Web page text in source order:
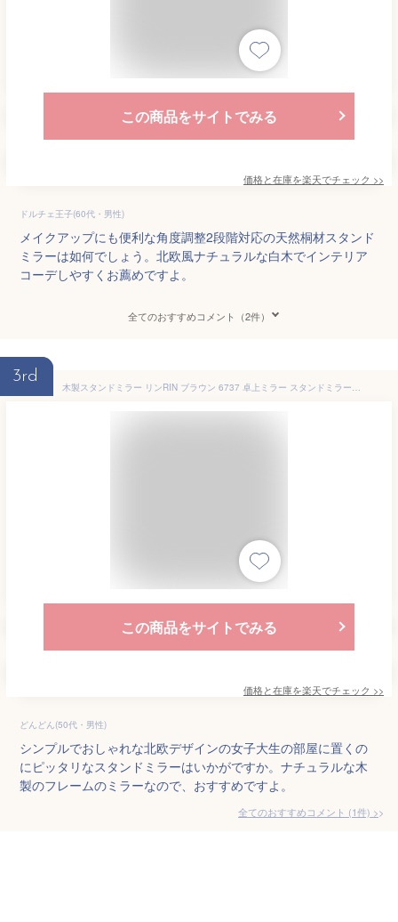
この商品をサイトでみる
価格と在庫を楽天でチェック >>
ドルチェ王子(60代・男性)
メイクアップにも便利な角度調整2段階対応の天然桐材スタンド
ミラーは如何でしょう。北欧風ナチュラルな白木でインテリア
コーデしやすくお薦めですよ。
全てのおすすめコメント（2件）
3rd
木製スタンドミラー リンRIN ブラウン 6737 卓上ミラー スタンドミラー 卓上 ミラー 鏡 かがみ カガミ 鏡 おしゃれ かわいい 北欧 男前 テーブルミラー 山崎実業 YAMAZAKI【あす楽対応】 【送料無料】【ポイント10倍】
この商品をサイトでみる
価格と在庫を楽天でチェック >>
どんどん(50代・男性)
シンプルでおしゃれな北欧デザインの女子大生の部屋に置くの
にピッタリなスタンドミラーはいかがですか。ナチュラルな木
製のフレームのミラーなので、おすすめですよ。
全てのおすすめコメント (1件) >